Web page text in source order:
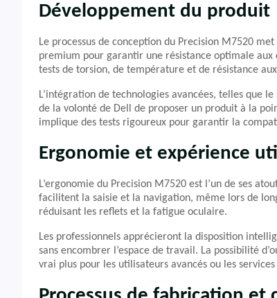
Développement du produit
Le processus de conception du Precision M7520
premium pour garantir une résistance optimale aux
tests de torsion, de température et de résistance
L’intégration de technologies avancées, telles que
de la volonté de Dell de proposer un produit à la
implique des tests rigoureux pour garantir la
Ergonomie et expérience
L’ergonomie du Precision M7520 est l’un de ses
facilitent la saisie et la navigation, même lors de
réduisant les reflets et la fatigue oculaire.
Les professionnels apprécieront la disposition
sans encombrer l’espace de travail. La possibilité
vrai plus pour les utilisateurs avancés ou les